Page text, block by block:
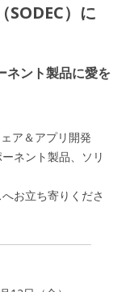
SODEC）に
ネント製品に愛を
ア＆アプリ開発
ネント製品、ソリ
お立ち寄りくださ